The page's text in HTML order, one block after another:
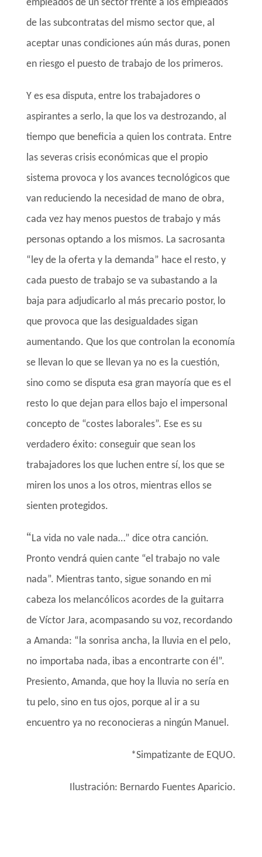
empleados de un sector frente a los empleados
de las subcontratas del mismo sector que, al
aceptar unas condiciones aún más duras, ponen
en riesgo el puesto de trabajo de los primeros.
Y es esa disputa, entre los trabajadores o
aspirantes a serlo, la que los va destrozando, al
tiempo que beneficia a quien los contrata. Entre
las severas crisis económicas que el propio
sistema provoca y los avances tecnológicos que
van reduciendo la necesidad de mano de obra,
cada vez hay menos puestos de trabajo y más
personas optando a los mismos. La sacrosanta
“ley de la oferta y la demanda” hace el resto, y
cada puesto de trabajo se va subastando a la
baja para adjudicarlo al más precario postor, lo
que provoca que las desigualdades sigan
aumentando. Que los que controlan la economía
se llevan lo que se llevan ya no es la cuestión,
sino como se disputa esa gran mayoría que es el
resto lo que dejan para ellos bajo el impersonal
concepto de “costes laborales”. Ese es su
verdadero éxito: conseguir que sean los
trabajadores los que luchen entre sí, los que se
miren los unos a los otros, mientras ellos se
sienten protegidos.
“La vida no vale nada…” dice otra canción.
Pronto vendrá quien cante “el trabajo no vale
nada”. Mientras tanto, sigue sonando en mi
cabeza los melancólicos acordes de la guitarra
de Víctor Jara, acompasando su voz, recordando
a Amanda: “la sonrisa ancha, la lluvia en el pelo,
no importaba nada, ibas a encontrarte con él”.
Presiento, Amanda, que hoy la lluvia no sería en
tu pelo, sino en tus ojos, porque al ir a su
encuentro ya no reconocieras a ningún Manuel.
*Simpatizante de EQUO.
Ilustración: Bernardo Fuentes Aparicio.